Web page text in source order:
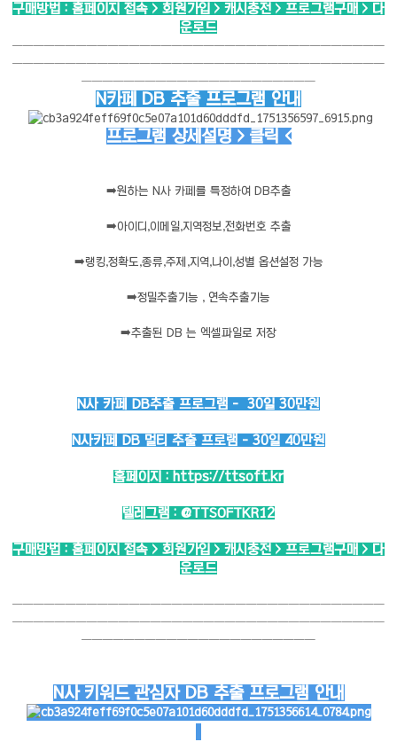
구매방법 : 홈페이지 접속 > 회원가입 > 캐시충전 > 프로그램구매 > 다
운로드
───────────────────────────────────
───────────────────────────────────
──────────────────────
N카페 DB 추출 프로그램 안내
프로그램 상세설명 > 클릭 <
➡️원하는 N사 카페를 특정하여 DB추출
➡️아이디,이메일,지역정보,전화번호 추출
➡️랭킹,정확도,종류,주제,지역,나이,성별 옵션설정 가능
➡️정밀추출기능 , 연속추출기능
➡️추출된 DB 는 엑셀파일로 저장
N사 카페 DB추출 프로그램 - 30일 30만원
N사카페 DB 멀티 추출 프로램 - 30일 40만원
홈페이지 : https://ttsoft.kr
텔레그램 : @TTSOFTKR12
구매방법 : 홈페이지 접속 > 회원가입 > 캐시충전 > 프로그램구매 > 다
운로드
───────────────────────────────────
───────────────────────────────────
──────────────────────
N사 키워드 관심자 DB 추출 프로그램 안내